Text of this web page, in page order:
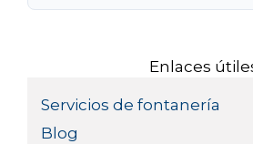
Enlaces
Servicios de fontanería
Blog